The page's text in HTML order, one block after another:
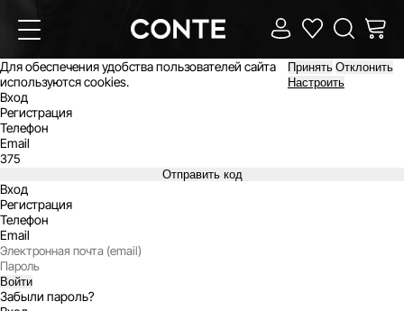
Для обеспечения удобства пользователей сайта
используются cookies.
Принять Отклонить
Настроить
Вход
Регистрация
Телефон
Email
Отправить код
Вход
Регистрация
Телефон
Email
Войти
Забыли пароль?